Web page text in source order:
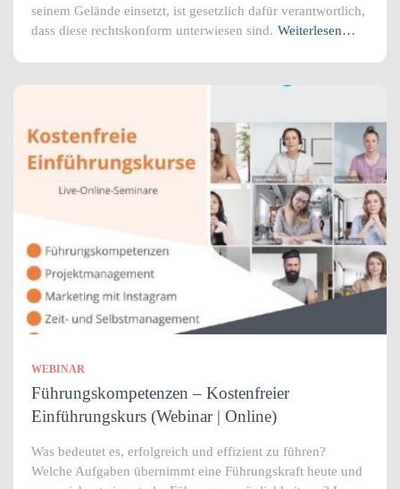
seinem Gelände einsetzt, ist gesetzlich dafür verantwortlich,
dass diese rechtskonform unterwiesen sind. Weiterlesen…
WEBINAR
Führungskompetenzen – Kostenfreier
Einführungskurs (Webinar | Online)
Was bedeutet es, erfolgreich und effizient zu führen?
Welche Aufgaben übernimmt eine Führungskraft heute und